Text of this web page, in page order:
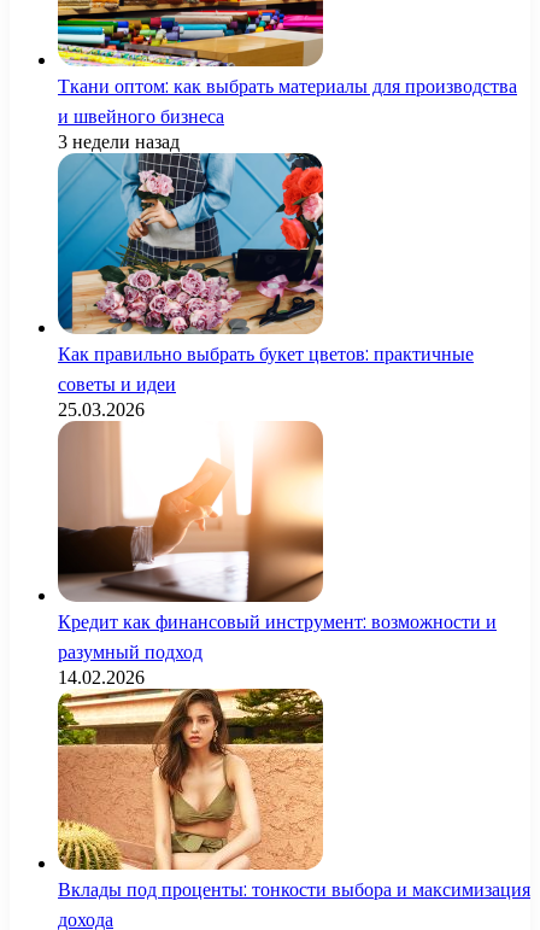
Ткани оптом: как выбрать материалы для производства
и швейного бизнеса
3 недели назад
Как правильно выбрать букет цветов: практичные
советы и идеи
25.03.2026
Кредит как финансовый инструмент: возможности и
разумный подход
14.02.2026
Вклады под проценты: тонкости выбора и максимизация
дохода